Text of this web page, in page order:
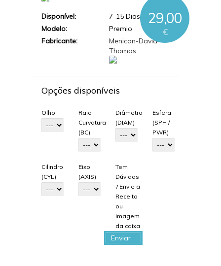
29,00
€
Disponível:
7-15 Dias Úteis
Modelo:
Premio
Fabricante:
Menicon-David
Thomas
Opções disponíveis
Olho
Raio
Curvatura
(BC)
Diâmetro
(DIAM)
Esfera
(SPH /
PWR)
Cilindro
(CYL)
Eixo
(AXIS)
Tem
Dúvidas
? Envie a
Receita
ou
imagem
da caixa
Enviar
arquivo